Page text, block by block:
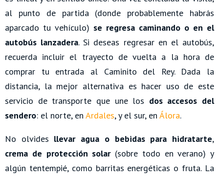
al punto de partida (donde probablemente habrás
aparcado tu vehículo) se regresa caminando o en el
autobús lanzadera. Si deseas regresar en el autobús,
recuerda incluir el trayecto de vuelta a la hora de
comprar tu entrada al Caminito del Rey. Dada la
distancia, la mejor alternativa es hacer uso de este
servicio de transporte que une los dos accesos del
sendero: el norte, en Ardales, y el sur, en Álora.
No olvides llevar agua o bebidas para hidratarte,
crema de protección solar(sobre todo en verano) y
algún tentempié, como barritas energéticas o fruta. La